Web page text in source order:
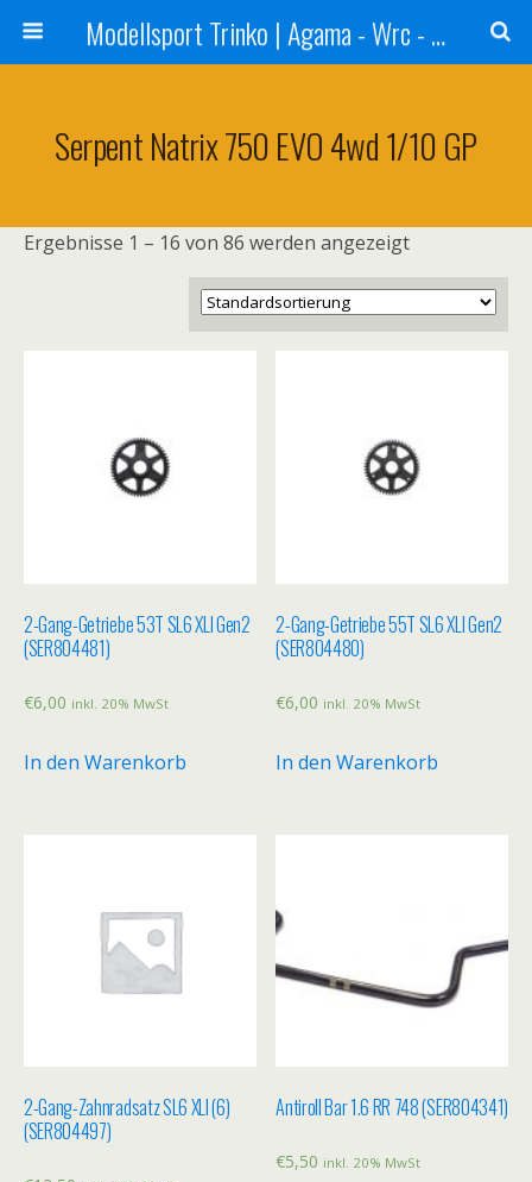
Modellsport Trinko | Agama - Wrc - Reds - Sweep - Xceed - Serpent - Ufra Tyres - Matrix Racing Tyres
Serpent Natrix 750 EVO 4wd 1/10 GP
Ergebnisse 1 – 16 von 86 werden angezeigt
2-Gang-Getriebe 53T SL6 XLI Gen2
(SER804481)
€6,00 inkl. 20% MwSt
In den Warenkorb
2-Gang-Getriebe 55T SL6 XLI Gen2
(SER804480)
€6,00 inkl. 20% MwSt
In den Warenkorb
2-Gang-Zahnradsatz SL6 XLI (6)
(SER804497)
Antiroll Bar 1.6 RR 748 (SER804341)
€5,50 inkl. 20% MwSt